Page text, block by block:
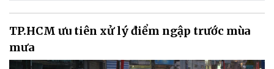
TP.HCM ưu tiên xử lý điểm ngập trước mùa
mưa